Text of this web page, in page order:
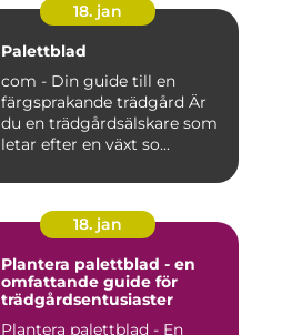
18. jan
Palettblad
com - Din guide till en
färgsprakande trädgård Är
du en trädgårdsälskare som
letar efter en växt so...
18. jan
Plantera palettblad - en
omfattande guide för
trädgårdsentusiaster
Plantera palettblad - En